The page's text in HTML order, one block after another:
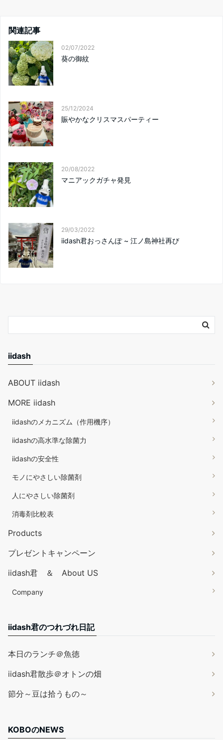
関連記事
02/07/2022
葵の御紋
25/12/2024
賑やかなクリスマスパーティー
20/08/2022
マニアックガチャ発見
29/03/2022
iidash君おっさんぽ ~ 江ノ島神社再び
iidash
ABOUT iidash
MORE iidash
iidashのメカニズム（作用機序）
iidashの高水準な除菌力
iidashの安全性
モノにやさしい除菌剤
人にやさしい除菌剤
消毒剤比較表
Products
プレゼントキャンペーン
iidash君 ＆ About US
Company
iidash君のつれづれ日記
本日のランチ＠魚徳
iidash君散歩＠オトンの畑
節分～豆は拾うもの～
KOBOのNEWS